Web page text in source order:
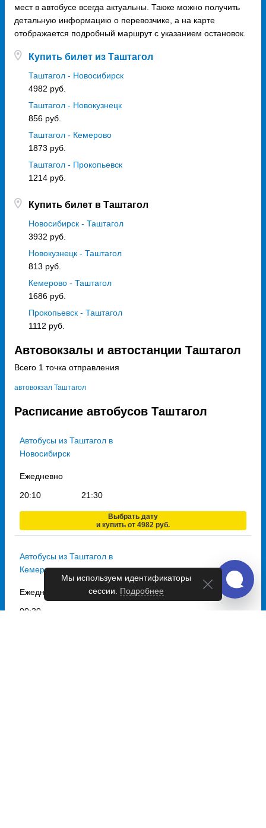
мест в автобусе всегда актуальны. Также можно получить
детальную информацию о перевозчике, а на карте
отображается подробный маршрут с указанием остановок.
Купить билет из Таштагол
Таштагол - Новосибирск
4982 руб.
Таштагол - Новокузнецк
856 руб.
Таштагол - Кемерово
1873 руб.
Таштагол - Прокопьевск
1214 руб.
Купить билет в Таштагол
Новосибирск - Таштагол
3932 руб.
Новокузнецк - Таштагол
813 руб.
Кемерово - Таштагол
1686 руб.
Прокопьевск - Таштагол
1112 руб.
Автовокзалы и автостанции Таштагол
Всего 1 точка отправления
автовокзал Таштагол
Расписание автобусов Таштагол
Автобусы из Таштагол в
Новосибирск
Ежедневно
20:10
21:30
Выбрать дату
и купить от 4982 руб.
Автобусы из Таштагол в
Кемерово
Ежедневно
00:30
Мы используем идентификаторы
сессии. Подробнее